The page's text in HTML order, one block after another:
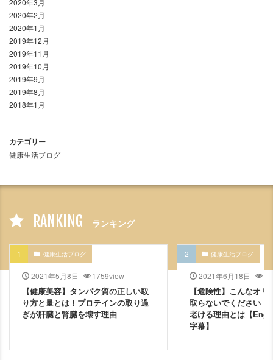
2020年2月
2020年1月
2019年12月
2019年11月
2019年10月
2019年9月
2019年8月
2018年1月
カテゴリー
健康生活ブログ
RANKING ランキング
健康生活ブログ
2021年5月8日 1759view
【健康美容】タンパク質の正しい取
り方と量とは！プロテインの取り過
ぎが肝臓と腎臓を壊す理由
健康生活ブログ
2021年6月18日
【危険性】こんなオ
取らないでください！
老ける理由とは【
字幕】